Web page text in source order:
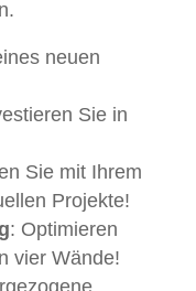
neuen
Sie in
Sie mit Ihrem
Projekte!
: Optimieren
vier Wände!